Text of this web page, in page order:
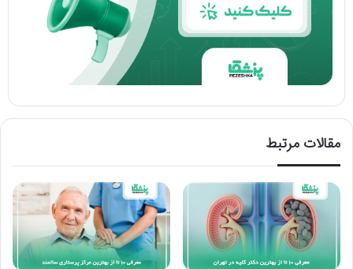
مقالات مرتبط